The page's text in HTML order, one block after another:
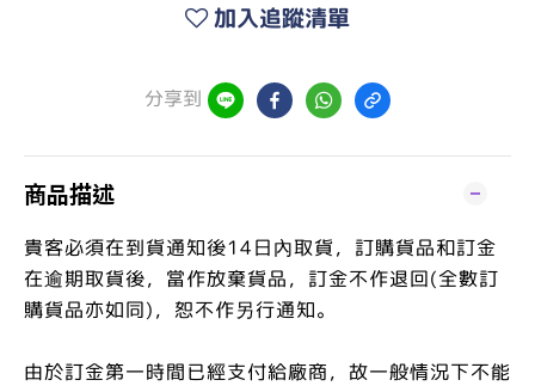
加入追蹤清單
分享到
商品描述
貴客必須在到貨通知後14日內取貨，訂購貨品和訂金
在逾期取貨後，當作放棄貨品，訂金不作退回(全數訂
購貨品亦如同)，恕不作另行通知。
由於訂金第一時間已經支付給廠商，故一般情況下不能